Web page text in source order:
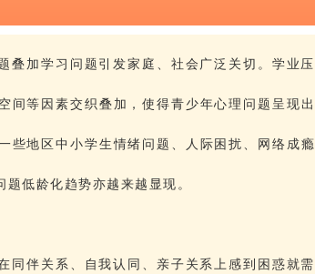
叠加学习问题引发家庭、社会广泛关切。学业压
间等因素交织叠加，使得青少年心理问题呈现出
些地区中小学生情绪问题、人际困扰、网络成瘾
低龄化趋势亦越来越显现。
同伴关系、自我认同、亲子关系上感到困惑就需